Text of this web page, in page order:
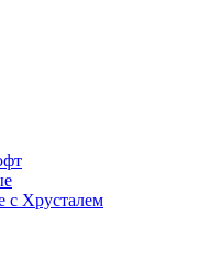
с Хрусталем